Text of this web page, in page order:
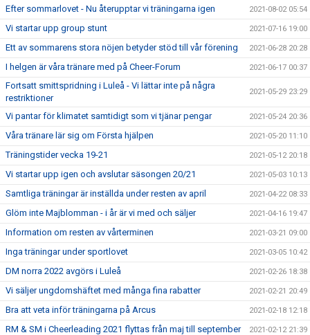
Efter sommarlovet - Nu återupptar vi träningarna igen 2021-08-02 05:54
Vi startar upp group stunt 2021-07-16 19:00
Ett av sommarens stora nöjen betyder stöd till vår förening 2021-06-28 20:28
I helgen är våra tränare med på Cheer-Forum 2021-06-17 00:37
Fortsatt smittspridning i Luleå - Vi lättar inte på några
restriktioner
2021-05-29 23:29
Vi pantar för klimatet samtidigt som vi tjänar pengar 2021-05-24 20:36
Våra tränare lär sig om Första hjälpen 2021-05-20 11:10
Träningstider vecka 19-21 2021-05-12 20:18
Vi startar upp igen och avslutar säsongen 20/21 2021-05-03 10:13
Samtliga träningar är inställda under resten av april 2021-04-22 08:33
Glöm inte Majblomman - i år är vi med och säljer 2021-04-16 19:47
Information om resten av vårterminen 2021-03-21 09:00
Inga träningar under sportlovet 2021-03-05 10:42
DM norra 2022 avgörs i Luleå 2021-02-26 18:38
Vi säljer ungdomshäftet med många fina rabatter 2021-02-21 20:49
Bra att veta inför träningarna på Arcus 2021-02-18 12:18
RM & SM i Cheerleading 2021 flyttas från maj till september 2021-02-12 21:39